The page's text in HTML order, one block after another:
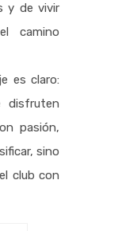
y de vivir
camino
es claro:
disfruten
pasión,
sino
club con